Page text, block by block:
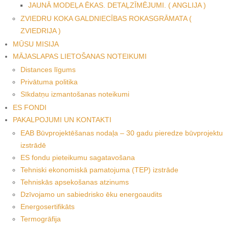
JAUNĀ MODEĻA ĒKAS. DETAĻZĪMĒJUMI. ( ANGLIJA )
ZVIEDRU KOKA GALDNIECĪBAS ROKASGRĀMATA (
ZVIEDRIJA )
MŪSU MISIJA
MĀJASLAPAS LIETOŠANAS NOTEIKUMI
Distances līgums
Privātuma politika
Sīkdatņu izmantošanas noteikumi
ES FONDI
PAKALPOJUMI UN KONTAKTI
EAB Būvprojektēšanas nodaļa – 30 gadu pieredze būvprojektu
izstrādē
ES fondu pieteikumu sagatavošana
Tehniski ekonomiskā pamatojuma (TEP) izstrāde
Tehniskās apsekošanas atzinums
Dzīvojamo un sabiedrisko ēku energoaudits
Energosertifikāts
Termogrāfija